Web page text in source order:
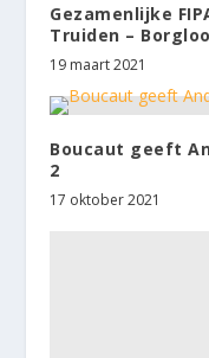
Gezamenlijke
Truiden –
19 maart 2021
Boucaut geeft
2
17 oktober 2021